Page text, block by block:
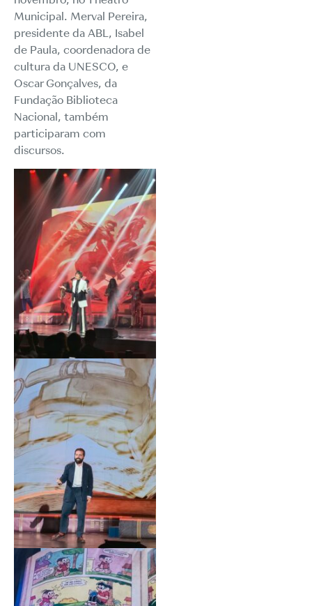
Municipal. Merval Pereira,
presidente da ABL, Isabel
de Paula, coordenadora de
cultura da UNESCO, e
Oscar Gonçalves, da
Fundação Biblioteca
Nacional, também
participaram com
discursos.